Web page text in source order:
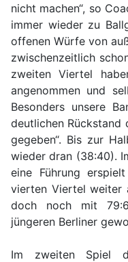
nicht machen“, so
immer wieder zu
offenen Würfe von
zwischenzeitlich
zweiten Viertel
angenommen und
Besonders unsere
deutlichen Rückstand
gegeben“. Bis zur
wieder dran (38:40).
eine Führung
vierten Viertel weiter
doch noch mit
jüngeren Berliner
Im zweiten Spiel